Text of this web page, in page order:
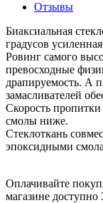
Отзывы
Биаксиальная
градусов
Ровинг самого
превосходные
драпируемость. А
замасливателей
Скорость
смолы ниже.
Стеклоткань
эпоксидными
Оплачивайте
магазине доступно